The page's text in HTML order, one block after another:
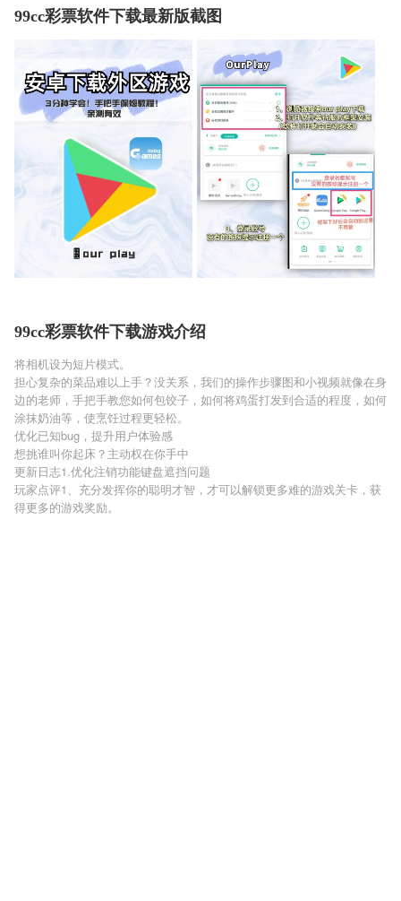
99cc彩票软件下载最新版截图
99cc彩票软件下载游戏介绍
将相机设为短片模式。
担心复杂的菜品难以上手？没关系，我们的操作步骤图和小视频就像在身
边的老师，手把手教您如何包饺子，如何将鸡蛋打发到合适的程度，如何
涂抹奶油等，使烹饪过程更轻松。
优化已知bug，提升用户体验感
想挑谁叫你起床？主动权在你手中
更新日志1.优化注销功能键盘遮挡问题
玩家点评1、充分发挥你的聪明才智，才可以解锁更多难的游戏关卡，获
得更多的游戏奖励。